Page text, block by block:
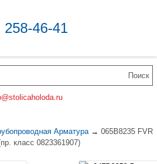
258-46-41
Арматура → 065B8235 FVR
класс 0823361907)